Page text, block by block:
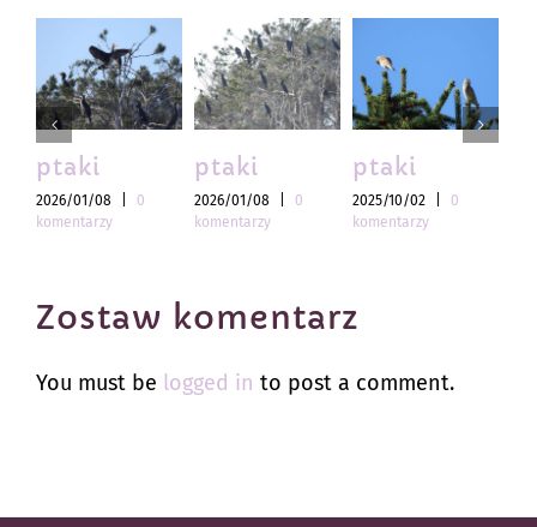
ptaki
2026/01/08
0
komentarzy
ptaki
2026/01/08
0
komentarzy
ptaki
2025/10/02
0
komentarzy
Zostaw komentarz
You must be logged in to post a comment.